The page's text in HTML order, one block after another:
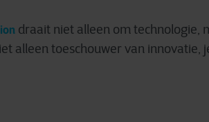
draait niet alleen om technologie,
alleen toeschouwer van innovatie,